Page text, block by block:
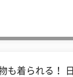
も着られる！ 日